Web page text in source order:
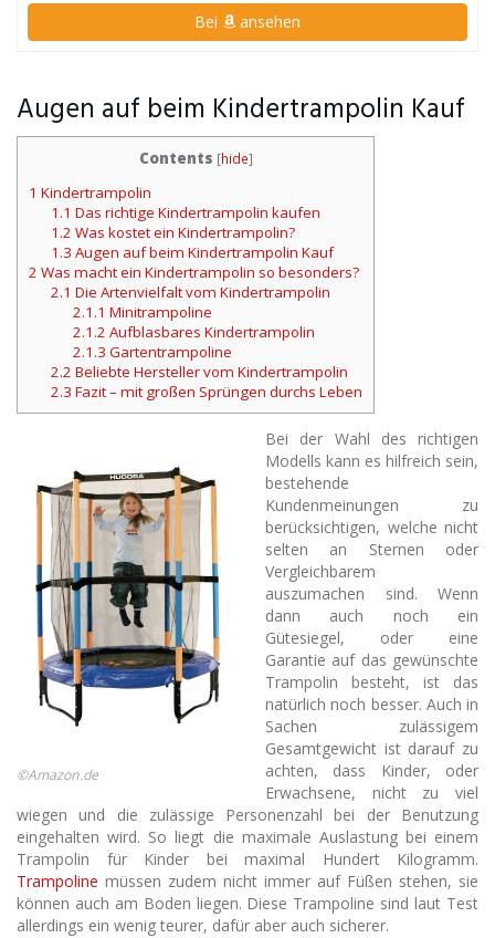
Bei ansehen
Augen auf beim Kindertrampolin Kauf
Contents [hide]
1 Kindertrampolin
1.1 Das richtige Kindertrampolin kaufen
1.2 Was kostet ein Kindertrampolin?
1.3 Augen auf beim Kindertrampolin Kauf
2 Was macht ein Kindertrampolin so besonders?
2.1 Die Artenvielfalt vom Kindertrampolin
2.1.1 Minitrampoline
2.1.2 Aufblasbares Kindertrampolin
2.1.3 Gartentrampoline
2.2 Beliebte Hersteller vom Kindertrampolin
2.3 Fazit – mit großen Sprüngen durchs Leben
©Amazon.de
Bei der Wahl des richtigen
Modells kann es hilfreich sein,
bestehende
Kundenmeinungen zu
berücksichtigen, welche nicht
selten an Sternen oder
Vergleichbarem
auszumachen sind. Wenn
dann auch noch ein
Gütesiegel, oder eine
Garantie auf das gewünschte
Trampolin besteht, ist das
natürlich noch besser. Auch in
Sachen zulässigem
Gesamtgewicht ist darauf zu
achten, dass Kinder, oder
Erwachsene, nicht zu viel
wiegen und die zulässige Personenzahl bei der Benutzung
eingehalten wird. So liegt die maximale Auslastung bei einem
Trampolin für Kinder bei maximal Hundert Kilogramm.
Trampoline müssen zudem nicht immer auf Füßen stehen, sie
können auch am Boden liegen. Diese Trampoline sind laut Test
allerdings ein wenig teurer, dafür aber auch sicherer.